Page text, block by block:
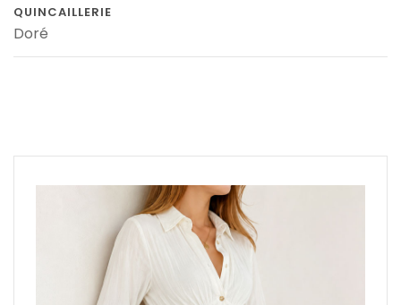
QUINCAILLERIE
Doré